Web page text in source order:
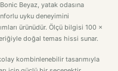
Beyaz, yatak odasına
uyku deneyimini
ürünüdür. Ölçü bilgisi 100 x
doğal temas hissi sunar.
kombinlenebilir tasarımıyla